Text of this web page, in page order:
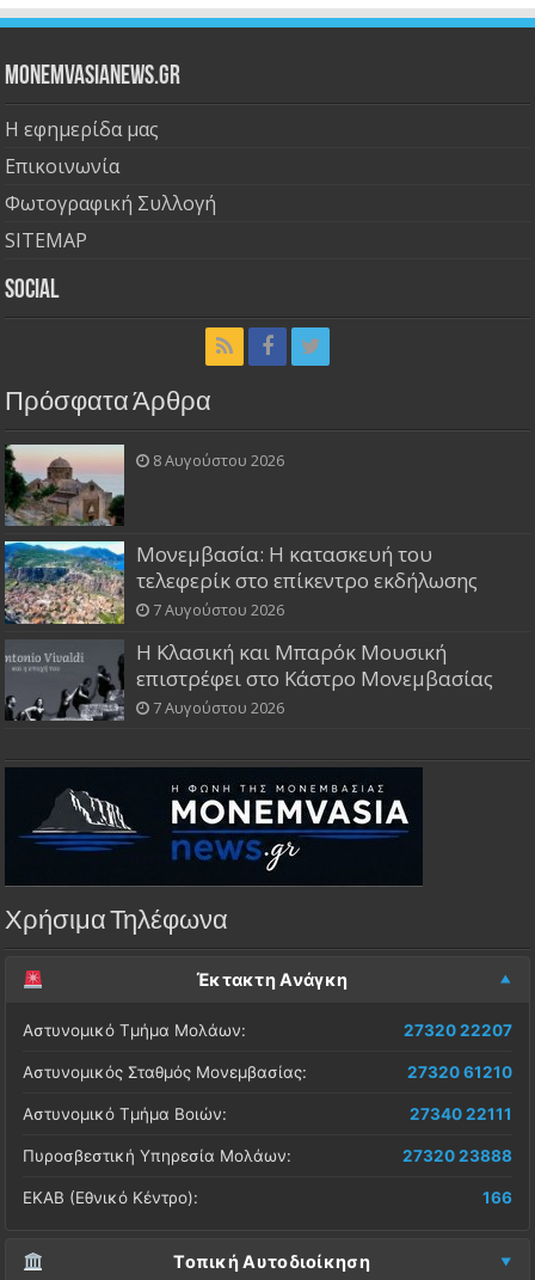
Monemvasianews.gr
Η εφημερίδα μας
Επικοινωνία
Φωτογραφική Συλλογή
SITEMAP
Social
Πρόσφατα Άρθρα
8 Αυγούστου 2026
Μονεμβασία: Η κατασκευή του
τελεφερίκ στο επίκεντρο εκδήλωσης
7 Αυγούστου 2026
Η Κλασική και Μπαρόκ Μουσική
επιστρέφει στο Κάστρο Μονεμβασίας
7 Αυγούστου 2026
Χρήσιμα Τηλέφωνα
Έκτακτη Ανάγκη
Αστυνομικό Τμήμα Μολάων: 27320 22207
Αστυνομικός Σταθμός Μονεμβασίας: 27320 61210
Αστυνομικό Τμήμα Βοιών: 27340 22111
Πυροσβεστική Υπηρεσία Μολάων: 27320 23888
ΕΚΑΒ (Εθνικό Κέντρο): 166
Τοπική Αυτοδιοίκηση